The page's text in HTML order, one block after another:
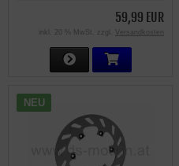
59,99 EUR
inkl. 20 % MwSt. zzgl. Versandkosten
NEU